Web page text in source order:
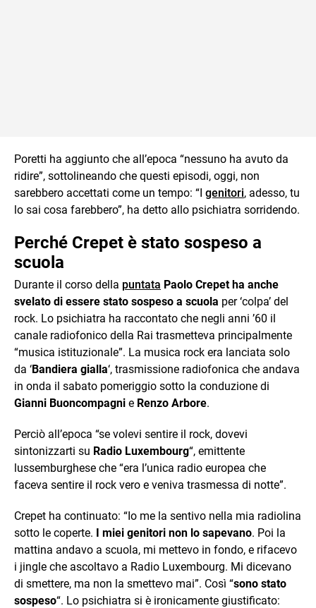
Poretti ha aggiunto che all’epoca “nessuno ha avuto da
ridire”, sottolineando che questi episodi, oggi, non
sarebbero accettati come un tempo: “I genitori, adesso, tu
lo sai cosa farebbero”, ha detto allo psichiatra sorridendo.
Perché Crepet è stato sospeso a
scuola
Durante il corso della puntata Paolo Crepet ha anche
svelato di essere stato sospeso a scuola per ‘colpa’ del
rock. Lo psichiatra ha raccontato che negli anni ’60 il
canale radiofonico della Rai trasmetteva principalmente
“musica istituzionale”. La musica rock era lanciata solo
da ‘Bandiera gialla‘, trasmissione radiofonica che andava
in onda il sabato pomeriggio sotto la conduzione di
Gianni Buoncompagni e Renzo Arbore.
Perciò all’epoca “se volevi sentire il rock, dovevi
sintonizzarti su Radio Luxembourg“, emittente
lussemburghese che “era l’unica radio europea che
faceva sentire il rock vero e veniva trasmessa di notte”.
Crepet ha continuato: “Io me la sentivo nella mia radiolina
sotto le coperte. I miei genitori non lo sapevano. Poi la
mattina andavo a scuola, mi mettevo in fondo, e rifacevo
i jingle che ascoltavo a Radio Luxembourg. Mi dicevano
di smettere, ma non la smettevo mai”. Così “sono stato
sospeso“. Lo psichiatra si è ironicamente giustificato: